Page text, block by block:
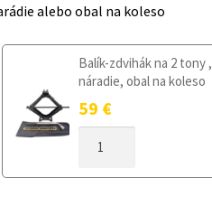
alebo obal na koleso
Balík-zdvihák na 2 tony
náradie, obal na koleso
59 €
DOJAZDOVÉ